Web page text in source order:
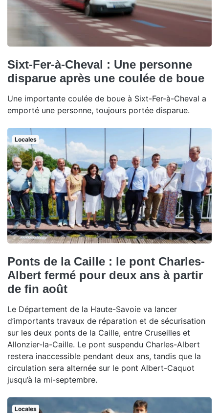
Sixt-Fer-à-Cheval : Une personne
disparue après une coulée de boue
Une importante coulée de boue à Sixt-Fer-à-Cheval a
emporté une personne, toujours portée disparue.
Locales
Ponts de la Caille : le pont Charles-
Albert fermé pour deux ans à partir
de fin août
Le Département de la Haute-Savoie va lancer
d’importants travaux de réparation et de sécurisation
sur les deux ponts de la Caille, entre Cruseilles et
Allonzier-la-Caille. Le pont suspendu Charles-Albert
restera inaccessible pendant deux ans, tandis que la
circulation sera alternée sur le pont Albert-Caquot
jusqu’à la mi-septembre.
Locales